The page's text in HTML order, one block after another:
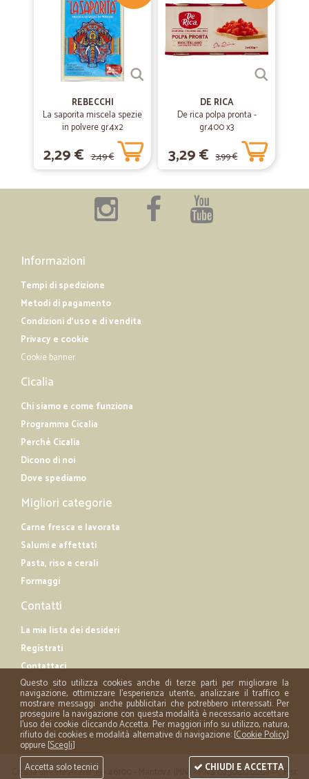
REBECCHI
La saporita miscela spezie
in polvere gr.4x2
2,29 € 2,49 €
DE RICA
De rica polpa pronta -
gr.400 x3
3,29 € 3,99 €
Informazioni
Tempi di spedizione
Metodi di pagamento
Condizioni d'uso e di vendita
Privacy e cookie
Cookie banner
Cicalia
Chi siamo e come funziona
Programma Cicalia
Perché Cicalia
Dicono di noi
Dove spediamo
Migliori categorie
Carne fresca e lavorata
Salumi e affettati
Pasta, riso e cerali
Formaggi
Contatti
La mia lista dei desideri
Registrati
Contattaci
Cicalia srl - via Acerbi 35 - 46100 - Mantova (MN) - P.iva 02508120207 - C.Fisc
Questo sito utilizza cookies anche di terze parti per migliorare la
navigazione, ottimizzare l'esperienza utente, analizzare il traffico e
mostrare messaggi anche pubblicitari che potrebbero interessati. Per
proseguire la navigazione con questa modalità è necessario accettare
l'uso dei cookie cliccando Accetta. Per maggiori info su utilizzo, natura,
rifiuto dei cookies e modalità alternative di navigazione: [Cookie Policy]
oppure [Scegli]
Accetta solo tecnici
CHIUDI E ACCETTA